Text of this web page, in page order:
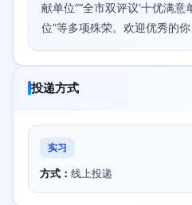
献单位”“全市双评议‘十优满意
位”等多项殊荣。欢迎优秀的你
投递方式
实习
方式： 线上投递